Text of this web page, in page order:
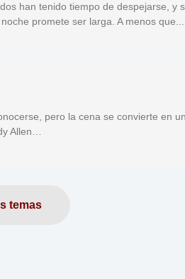
han tenido tiempo de despejarse, y
promete ser larga. A menos que...
pero la cena se convierte en
Allen…
temas